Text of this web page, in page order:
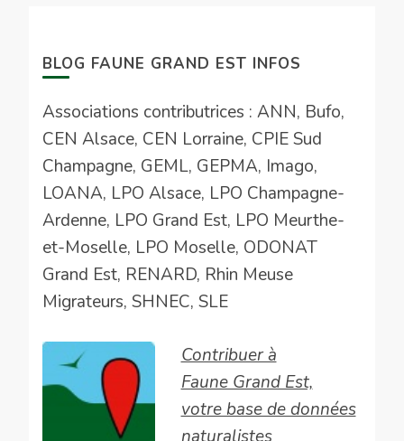
BLOG FAUNE GRAND EST INFOS
Associations contributrices : ANN, Bufo,
CEN Alsace, CEN Lorraine, CPIE Sud
Champagne, GEML, GEPMA, Imago,
LOANA, LPO Alsace, LPO Champagne-
Ardenne, LPO Grand Est, LPO Meurthe-
et-Moselle, LPO Moselle, ODONAT
Grand Est, RENARD, Rhin Meuse
Migrateurs, SHNEC, SLE
Contribuer à
Faune Grand Est,
votre base de données